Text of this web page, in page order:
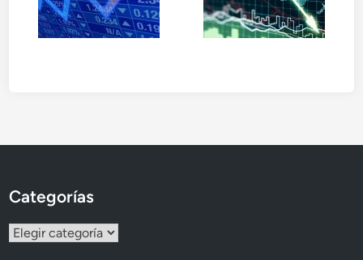
Categorías
Categorías